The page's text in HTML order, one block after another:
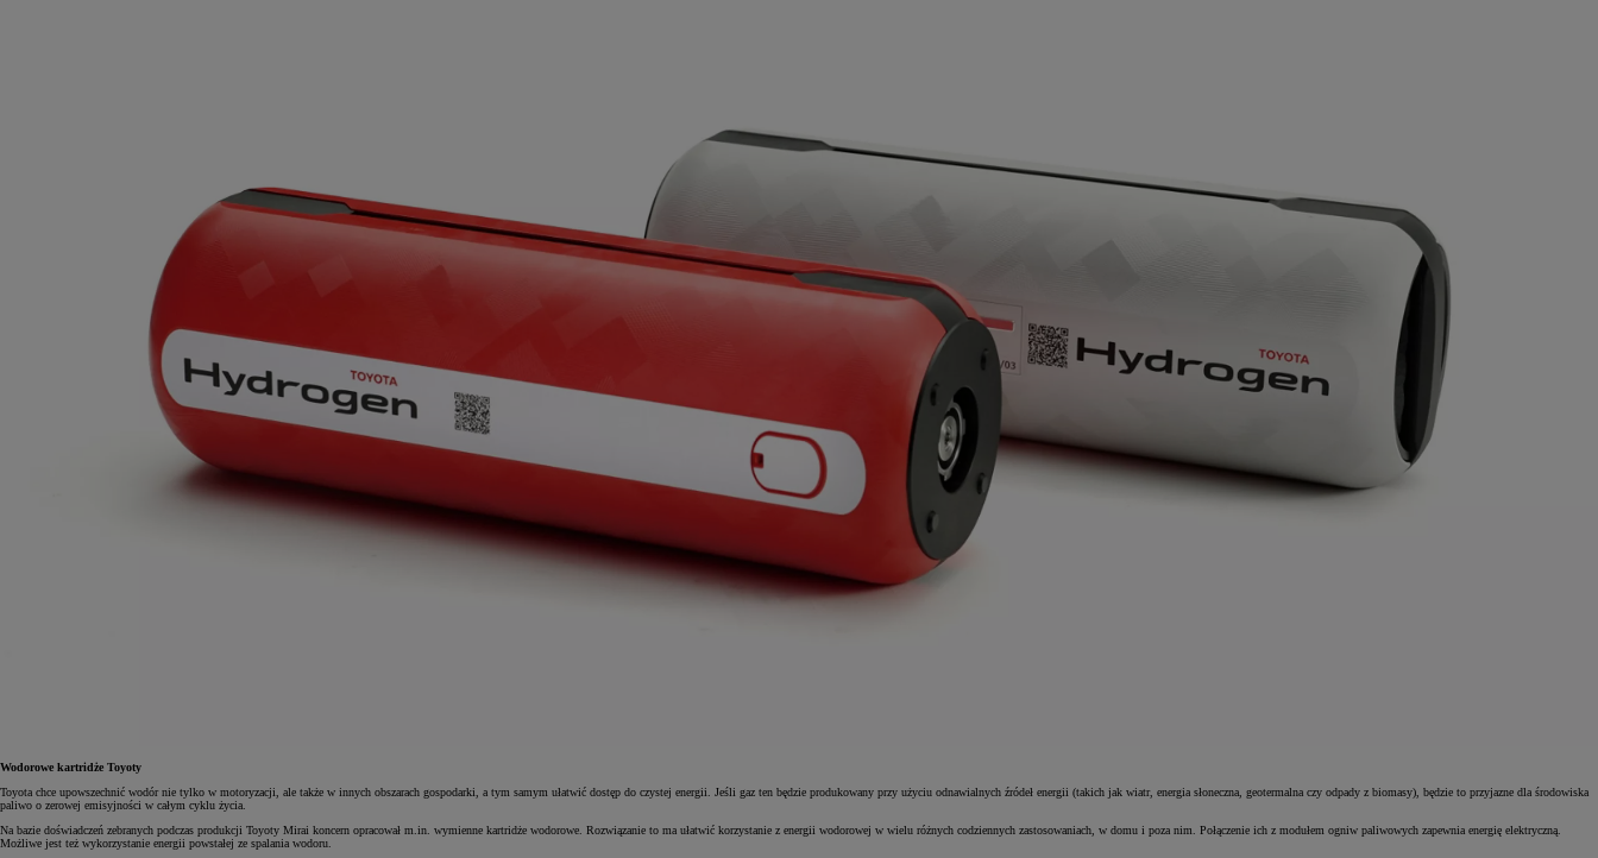
Wodorowe kartridże Toyoty
Toyota chce upowszechnić wodór nie tylko w motoryzacji, ale także w innych obszarach gospodarki, a tym samym ułatwić dostęp do czystej energii. Jeśli gaz ten będzie produkowany przy użyciu odnawialnych źródeł energii (takich jak wiatr, energia słoneczna, geotermalna czy odpady z biomasy), będzie to przyjazne dla środowiska
paliwo o zerowej emisyjności w całym cyklu życia.
Na bazie doświadczeń zebranych podczas produkcji Toyoty Mirai koncern opracował m.in. wymienne kartridże wodorowe. Rozwiązanie to ma ułatwić korzystanie z energii wodorowej w wielu różnych codziennych zastosowaniach, w domu i poza nim. Połączenie ich z modułem ogniw paliwowych zapewnia energię elektryczną.
Możliwe jest też wykorzystanie energii powstałej ze spalania wodoru.